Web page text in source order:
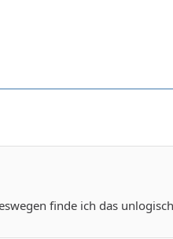
finde ich das unlogisch